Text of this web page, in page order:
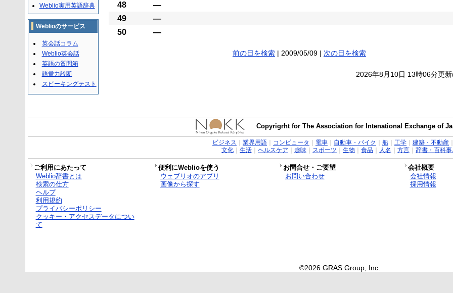
48
―
49
―
50
―
前の日を検索| 2009/05/09 | 次の日を検索
2026年8月10日 13時06分更
Weblio実用英語辞典
Weblioのサービス
英会話コラム
Weblio英会話
英語の質問箱
語彙力診断
スピーキングテスト
Copyrigrht for The Association for Intenational Exchange of
ビジネス 業界用語｜ コンピュータ 電車｜ 自動車・バイク 船｜ 工学｜ 建築・不動産｜
文化｜ 生活｜ ヘルスケア 趣味｜ スポーツ 生物 食品｜ 人名 方言｜ 辞書・百科事
ご利用にあたって 便利にWeblioを使う お問合せ・ご要望 会社概要
Weblio辞書とは
検索の仕方
ヘルプ
利用規約
プライバシーポリシー
クッキー・アクセスデータについ
て
ウェブリオのアプリ
画像から探す
お問い合わせ
会社情報
採用情報
©2026 GRAS Group, Inc.